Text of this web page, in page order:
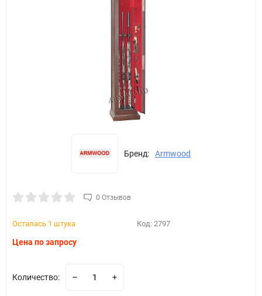
Бренд: Armwood
0 Отзывов
Осталась 1 штука Код: 2797
Цена по запросу
Количество: